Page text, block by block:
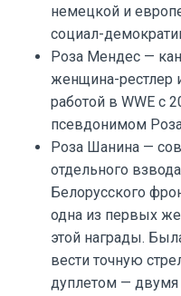
немецкой и
социал-
Роза Мендес —
женщина-рестлер
работой в WWE с
псевдонимом
Роза Шанина —
отдельного
Белорусского
одна из первых
этой награды.
вести точную
дуплетом —